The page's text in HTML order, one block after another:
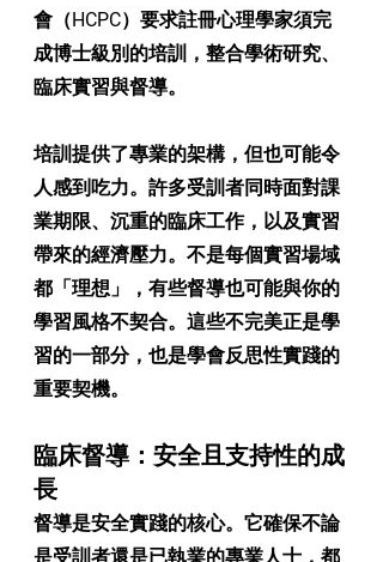
會（HCPC）要求註冊心理學家須完
成博士級別的培訓，整合學術研究、
臨床實習與督導。
培訓提供了專業的架構，但也可能令
人感到吃力。許多受訓者同時面對課
業期限、沉重的臨床工作，以及實習
帶來的經濟壓力。不是每個實習場域
都「理想」，有些督導也可能與你的
學習風格不契合。這些不完美正是學
習的一部分，也是學會反思性實踐的
重要契機。
臨床督導：安全且支持性的成
長
督導是安全實踐的核心。它確保不論
是受訓者還是已執業的專業人士，都